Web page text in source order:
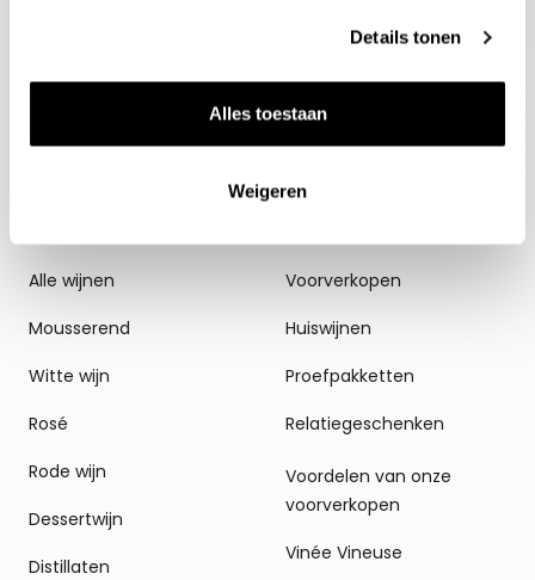
Details tonen
Alles toestaan
Weigeren
Alle wijnen
Mousserend
Witte wijn
Rosé
Rode wijn
Dessertwijn
Distillaten
Thema's
Voorverkopen
Huiswijnen
Proefpakketten
Relatiegeschenken
Voordelen van onze
voorverkopen
Vinée Vineuse